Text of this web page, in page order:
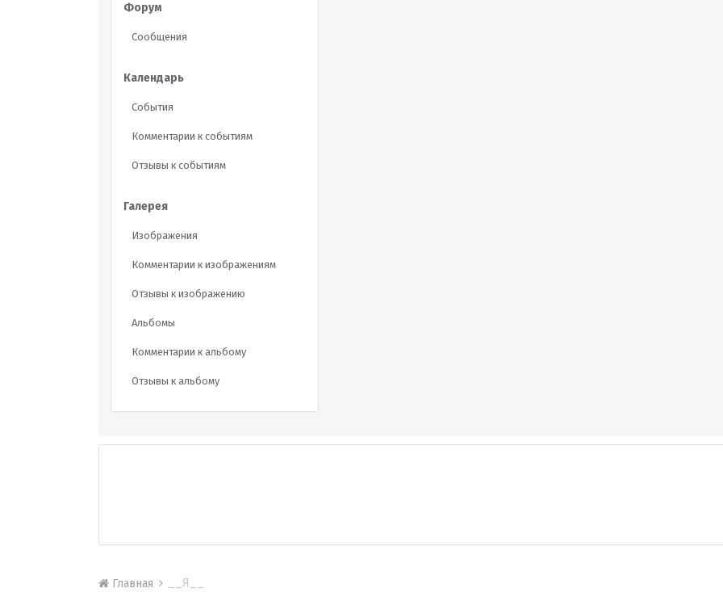
Форум
Сообщения
Календарь
События
Комментарии к событиям
Отзывы к событиям
Галерея
Изображения
Комментарии к изображениям
Отзывы к изображению
Альбомы
Комментарии к альбому
Отзывы к альбому
Главная __Я__